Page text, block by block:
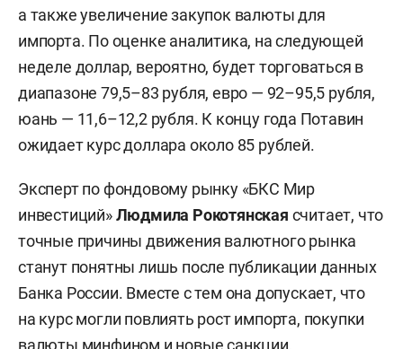
а также увеличение закупок валюты для
импорта. По оценке аналитика, на следующей
неделе доллар, вероятно, будет торговаться в
диапазоне 79,5–83 рубля, евро — 92–95,5 рубля,
юань — 11,6–12,2 рубля. К концу года Потавин
ожидает курс доллара около 85 рублей.
Эксперт по фондовому рынку «БКС Мир
инвестиций»Людмила Рокотянская считает, что
точные причины движения валютного рынка
станут понятны лишь после публикации данных
Банка России. Вместе с тем она допускает, что
на курс могли повлиять рост импорта, покупки
валюты минфином и новые санкции.